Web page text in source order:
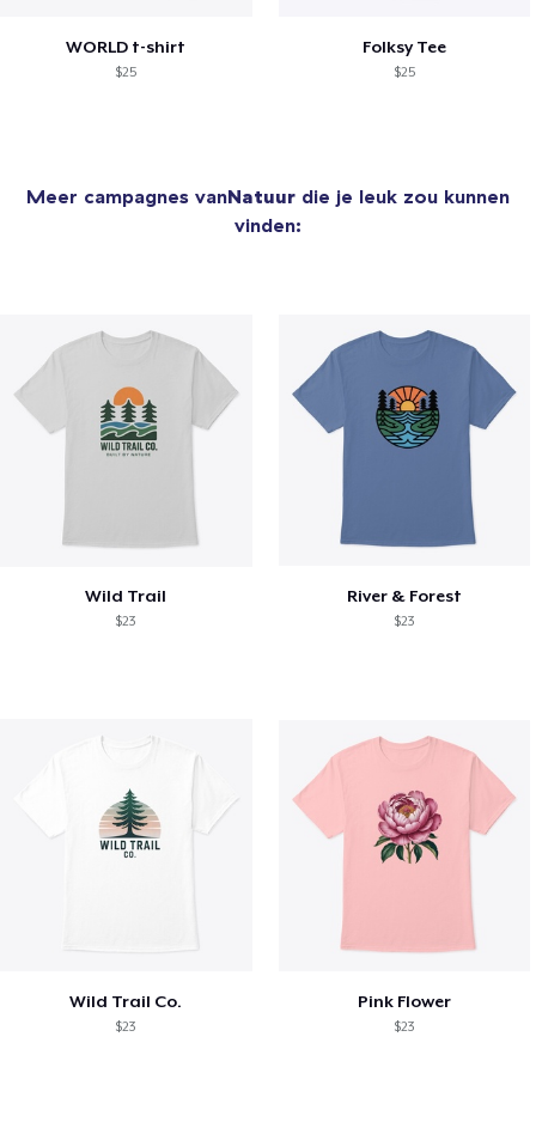
WORLD t-shirt
$25
Folksy Tee
$25
Meer campagnes vanNatuur die je leuk zou kunnen
vinden:
Wild Trail
$23
River & Forest
$23
Wild Trail Co.
$23
Pink Flower
$23